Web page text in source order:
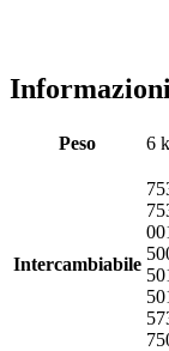
Peso 6
Intercambiabile